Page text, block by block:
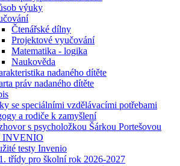
výuky
Čtenářské dílny
Projektové vyučování
Matematika - logika
Naukověda
nadaného dítěte
práv nadaného dítěte
se speciálními vzdělávacími potřebami
a rodiče k zamyšlení
s psycholožkou Šárkou Portešovou
INVENIO
testy Invenio
třídy pro školní rok 2026-2027